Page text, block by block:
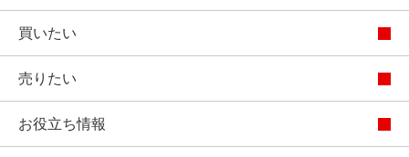
買いたい
売りたい
お役立ち情報